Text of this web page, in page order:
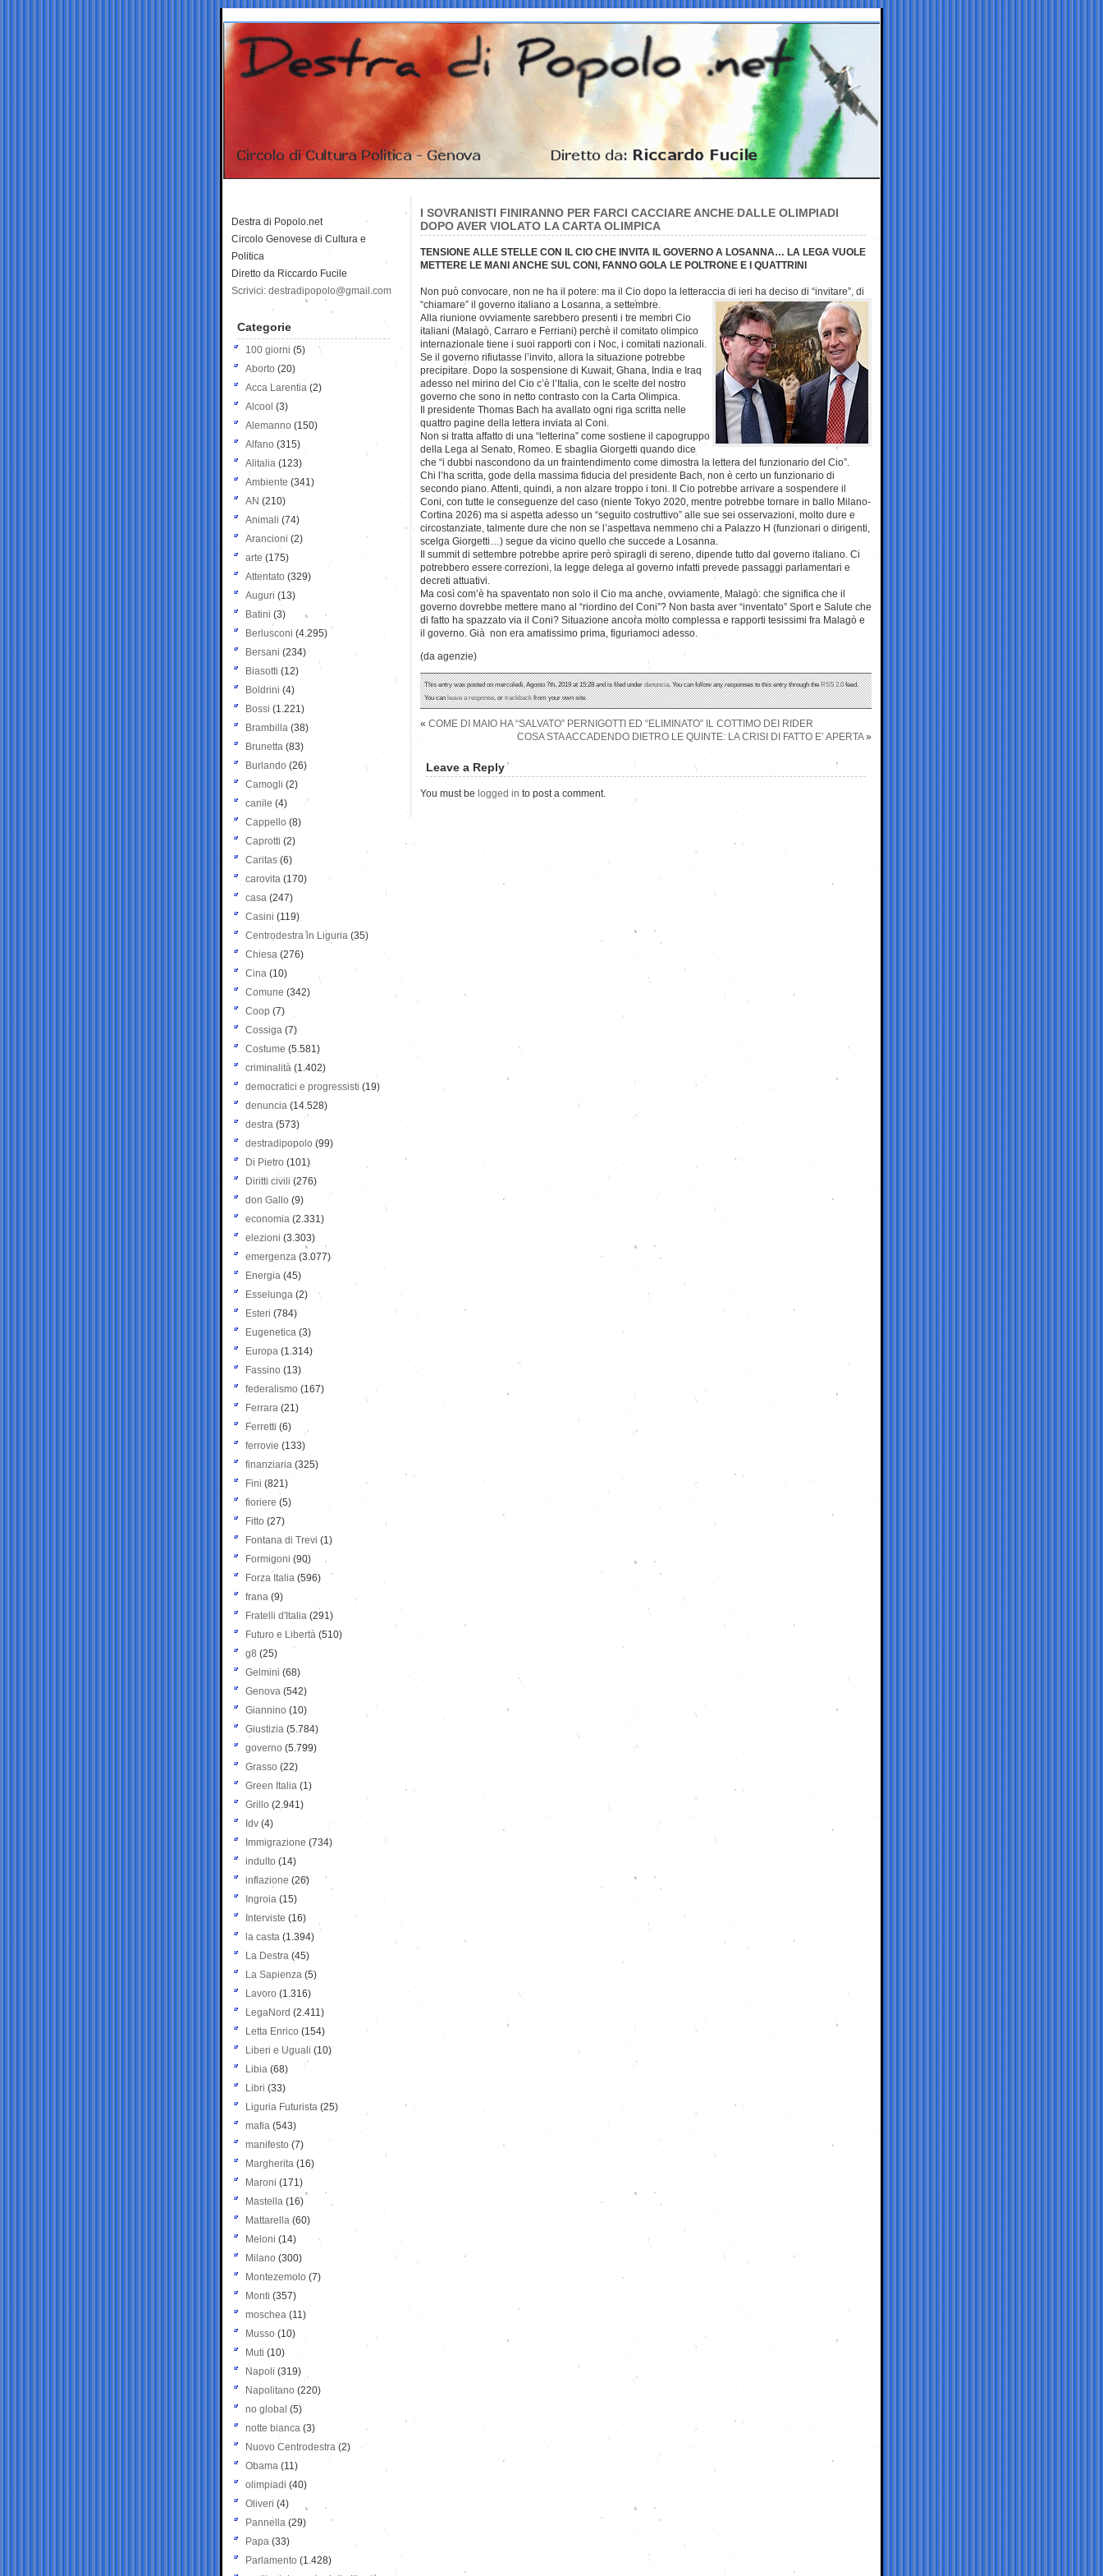
I SOVRANISTI FINIRANNO PER FARCI CACCIARE ANCHE DALLE OLIMPIADI
DOPO AVER VIOLATO LA CARTA OLIMPICA
TENSIONE ALLE STELLE CON IL CIO CHE INVITA IL GOVERNO A LOSANNA… LA LEGA VUOLE
METTERE LE MANI ANCHE SUL CONI, FANNO GOLA LE POLTRONE E I QUATTRINI
Non può convocare, non ne ha il potere: ma il Cio dopo la letteraccia di ieri ha deciso di “invitare”, di
“chiamare” il governo italiano a Losanna, a settembre.
Alla riunione ovviamente sarebbero presenti i tre membri Cio
italiani (Malagò, Carraro e Ferriani) perchè il comitato olimpico
internazionale tiene i suoi rapporti con i Noc, i comitati nazionali.
Se il governo rifiutasse l’invito, allora la situazione potrebbe
precipitare. Dopo la sospensione di Kuwait, Ghana, India e Iraq
adesso nel mirino del Cio c’è l’Italia, con le scelte del nostro
governo che sono in netto contrasto con la Carta Olimpica.
Il presidente Thomas Bach ha avallato ogni riga scritta nelle
quattro pagine della lettera inviata al Coni.
Non si tratta affatto di una “letterina” come sostiene il capogruppo
della Lega al Senato, Romeo. E sbaglia Giorgetti quando dice
che “i dubbi nascondono da un fraintendimento come dimostra la lettera del funzionario del Cio”.
Chi l’ha scritta, gode della massima fiducia del presidente Bach, non è certo un funzionario di
secondo piano. Attenti, quindi, a non alzare troppo i toni. Il Cio potrebbe arrivare a sospendere il
Coni, con tutte le conseguenze del caso (niente Tokyo 2020, mentre potrebbe tornare in ballo Milano-
Cortina 2026) ma si aspetta adesso un “seguito costruttivo” alle sue sei osservazioni, molto dure e
circostanziate, talmente dure che non se l’aspettava nemmeno chi a Palazzo H (funzionari o dirigenti,
scelga Giorgetti…) segue da vicino quello che succede a Losanna.
Il summit di settembre potrebbe aprire però spiragli di sereno, dipende tutto dal governo italiano. Ci
potrebbero essere correzioni, la legge delega al governo infatti prevede passaggi parlamentari e
decreti attuativi.
Ma così com’è ha spaventato non solo il Cio ma anche, ovviamente, Malagò: che significa che il
governo dovrebbe mettere mano al “riordino del Coni”? Non basta aver “inventato” Sport e Salute che
di fatto ha spazzato via il Coni? Situazione ancora molto complessa e rapporti tesissimi fra Malagò e
il governo. Già non era amatissimo prima, figuriamoci adesso.
(da agenzie)
This entry was posted on mercoledì, Agosto 7th, 2019 at 15:28 and is filed underdenuncia. You can follow any responses to this entry through theRSS 2.0feed.
You canleave a response, ortrackbackfrom your own site.
« COME DI MAIO HA “SALVATO” PERNIGOTTI ED “ELIMINATO” IL COTTIMO DEI RIDER
COSA STA ACCADENDO DIETRO LE QUINTE: LA CRISI DI FATTO E’ APERTA»
Leave a Reply
You must be logged in to post a comment.
Destra di Popolo.net
Circolo Genovese di Cultura e
Politica
Diretto da Riccardo Fucile
Scrivici: destradipopolo@gmail.com
Categorie
100 giorni (5)
Aborto (20)
Acca Larentia (2)
Alcool (3)
Alemanno (150)
Alfano (315)
Alitalia (123)
Ambiente (341)
AN (210)
Animali (74)
Arancioni (2)
arte (175)
Attentato (329)
Auguri (13)
Batini (3)
Berlusconi (4.295)
Bersani (234)
Biasotti (12)
Boldrini (4)
Bossi (1.221)
Brambilla (38)
Brunetta (83)
Burlando (26)
Camogli (2)
canile (4)
Cappello (8)
Caprotti (2)
Caritas (6)
carovita (170)
casa (247)
Casini (119)
Centrodestra in Liguria (35)
Chiesa (276)
Cina (10)
Comune (342)
Coop (7)
Cossiga (7)
Costume (5.581)
criminalità (1.402)
democratici e progressisti (19)
denuncia (14.528)
destra (573)
destradipopolo (99)
Di Pietro (101)
Diritti civili (276)
don Gallo (9)
economia (2.331)
elezioni (3.303)
emergenza (3.077)
Energia (45)
Esselunga (2)
Esteri (784)
Eugenetica (3)
Europa (1.314)
Fassino (13)
federalismo (167)
Ferrara (21)
Ferretti (6)
ferrovie (133)
finanziaria (325)
Fini (821)
fioriere (5)
Fitto (27)
Fontana di Trevi (1)
Formigoni (90)
Forza Italia (596)
frana (9)
Fratelli d'Italia (291)
Futuro e Libertà (510)
g8 (25)
Gelmini (68)
Genova (542)
Giannino (10)
Giustizia (5.784)
governo (5.799)
Grasso (22)
Green Italia (1)
Grillo (2.941)
Idv (4)
Immigrazione (734)
indulto (14)
inflazione (26)
Ingroia (15)
Interviste (16)
la casta (1.394)
La Destra (45)
La Sapienza (5)
Lavoro (1.316)
LegaNord (2.411)
Letta Enrico (154)
Liberi e Uguali (10)
Libia (68)
Libri (33)
Liguria Futurista (25)
mafia (543)
manifesto (7)
Margherita (16)
Maroni (171)
Mastella (16)
Mattarella (60)
Meloni (14)
Milano (300)
Montezemolo (7)
Monti (357)
moschea (11)
Musso (10)
Muti (10)
Napoli (319)
Napolitano (220)
no global (5)
notte bianca (3)
Nuovo Centrodestra (2)
Obama (11)
olimpiadi (40)
Oliveri (4)
Pannella (29)
Papa (33)
Parlamento (1.428)